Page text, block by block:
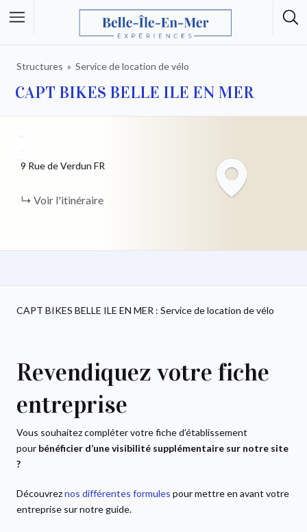
Structures Service de location de vélo
CAPT BIKES BELLE ILE EN MER
9 Rue de Verdun FR
Voir l'itinéraire
CAPT BIKES BELLE ILE EN MER : Service de location de vélo
Revendiquez votre fiche
entreprise
Vous souhaitez compléter votre fiche d’établissement
pour bénéficier d’une visibilité supplémentaire sur notre site
?
Découvreznos différentes formules pour mettre en avant votre
entreprise sur notre guide.